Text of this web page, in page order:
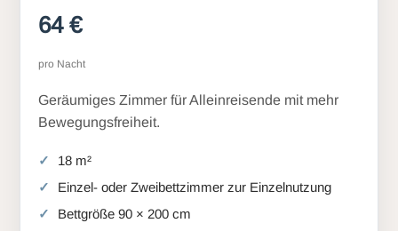
64 €
pro Nacht
Geräumiges Zimmer für Alleinreisende mit mehr
Bewegungsfreiheit.
18 m²
Einzel- oder Zweibettzimmer zur Einzelnutzung
Bettgröße 90 × 200 cm